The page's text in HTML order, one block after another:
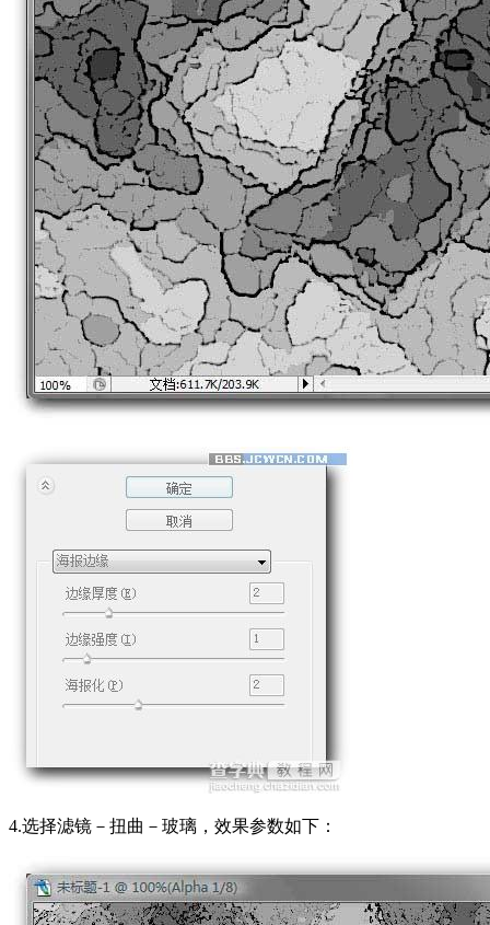
4.选择滤镜－扭曲－玻璃，效果参数如下：